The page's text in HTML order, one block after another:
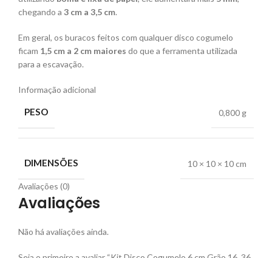
chegando a 3 cm a 3,5 cm.
Em geral, os buracos feitos com qualquer disco cogumelo
ficam 1,5 cm a 2 cm maiores do que a ferramenta utilizada
para a escavação.
Informação adicional
PESO 0,800 g
DIMENSÕES 10 × 10 × 10 cm
Avaliações (0)
Avaliações
Não há avaliações ainda.